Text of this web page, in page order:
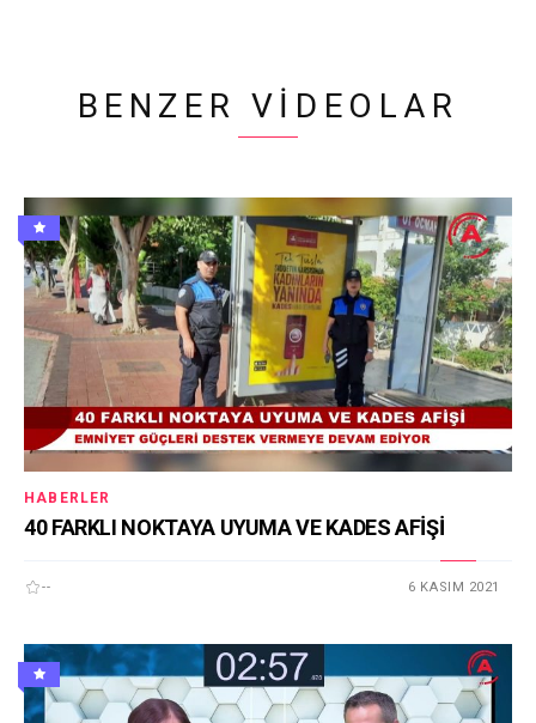
BENZER VIDEOLAR
HABERLER
40 FARKLI NOKTAYA UYUMA VE KADES AFİŞİ
-- 6 KASIM 2021